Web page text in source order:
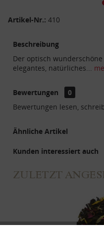
Artikel-Nr.: 410
Beschreibung
Der optisch
elegantes, natürliches...
Bewertungen
0
Bewertungen lesen,
Ähnliche Artikel
Kunden interessiert auch
ZULETZT